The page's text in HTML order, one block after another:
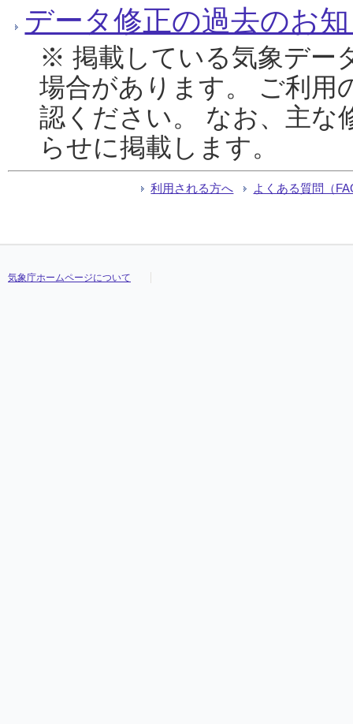
データ修正の過去のお
※ 掲載している気象デー
場合があります。 ご利用
認ください。 なお、主な
らせに掲載します。
利用される方へ よくある質問（
気象庁ホームページについて